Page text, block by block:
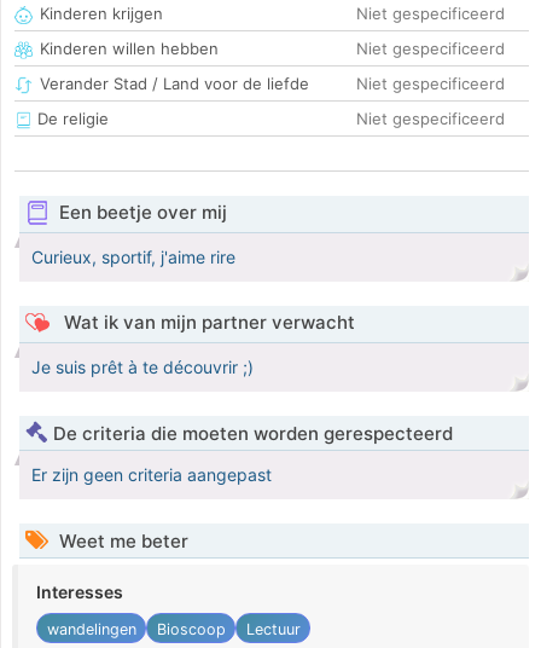
Kinderen krijgen
Niet gespecificeerd
Kinderen willen hebben
Niet gespecificeerd
Verander Stad / Land voor de liefde
Niet gespecificeerd
De religie
Niet gespecificeerd
Een beetje over mij
Curieux, sportif, j'aime rire
Wat ik van mijn partner verwacht
Je suis prêt à te découvrir ;)
De criteria die moeten worden gerespecteerd
Er zijn geen criteria aangepast
Weet me beter
Interesses
wandelingen Bioscoop Lectuur